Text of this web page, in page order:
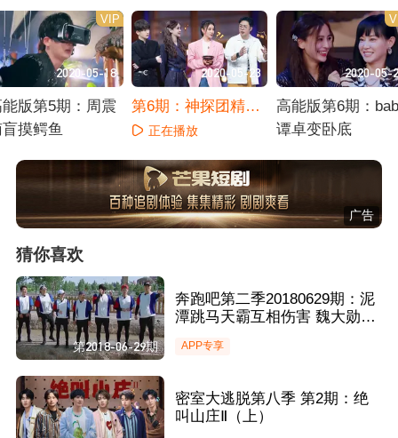
2020-05-18
VIP
版第5期：周震
摸鳄鱼
2020-05-23
第6期：神探团精绝
古城探险
正在播放
2020-05-
高能版第6期：
谭卓变卧底
广告
猜你喜欢
第2018-06-29期
奔跑吧第二季20180629期：泥
潭跳马天霸互相伤害 魏大勋撕
APP专享
密室大逃脱第八季 第2期：绝
叫山庄Ⅱ（上）